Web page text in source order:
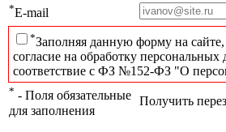
*E-mail
*Заполняя данную форму на
согласие на обработку персональных
соответствие с ФЗ №152-ФЗ "О
* - Поля обязательные
для заполнения
Получить